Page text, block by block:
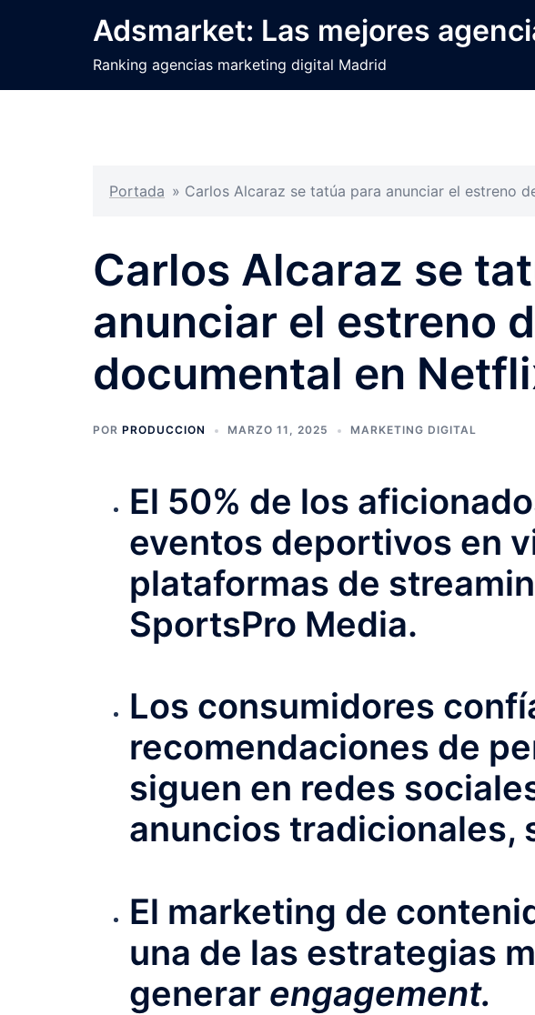
Adsmarket: Las mejores
Ranking agencias marketing digital Madrid
Portada » Carlos Alcaraz se tatúa para anunciar el estreno
Carlos Alcaraz se
anunciar el estreno
documental en
POR PRODUCCION MARZO 11, 2025 MARKETING DIGITAL
El 50% de los
eventos deportivos en
plataformas de
SportsPro Media.
Los consumidores
recomendaciones de
siguen en redes
anuncios tradicionales,
El marketing de
una de las estrategias
generar engagement.